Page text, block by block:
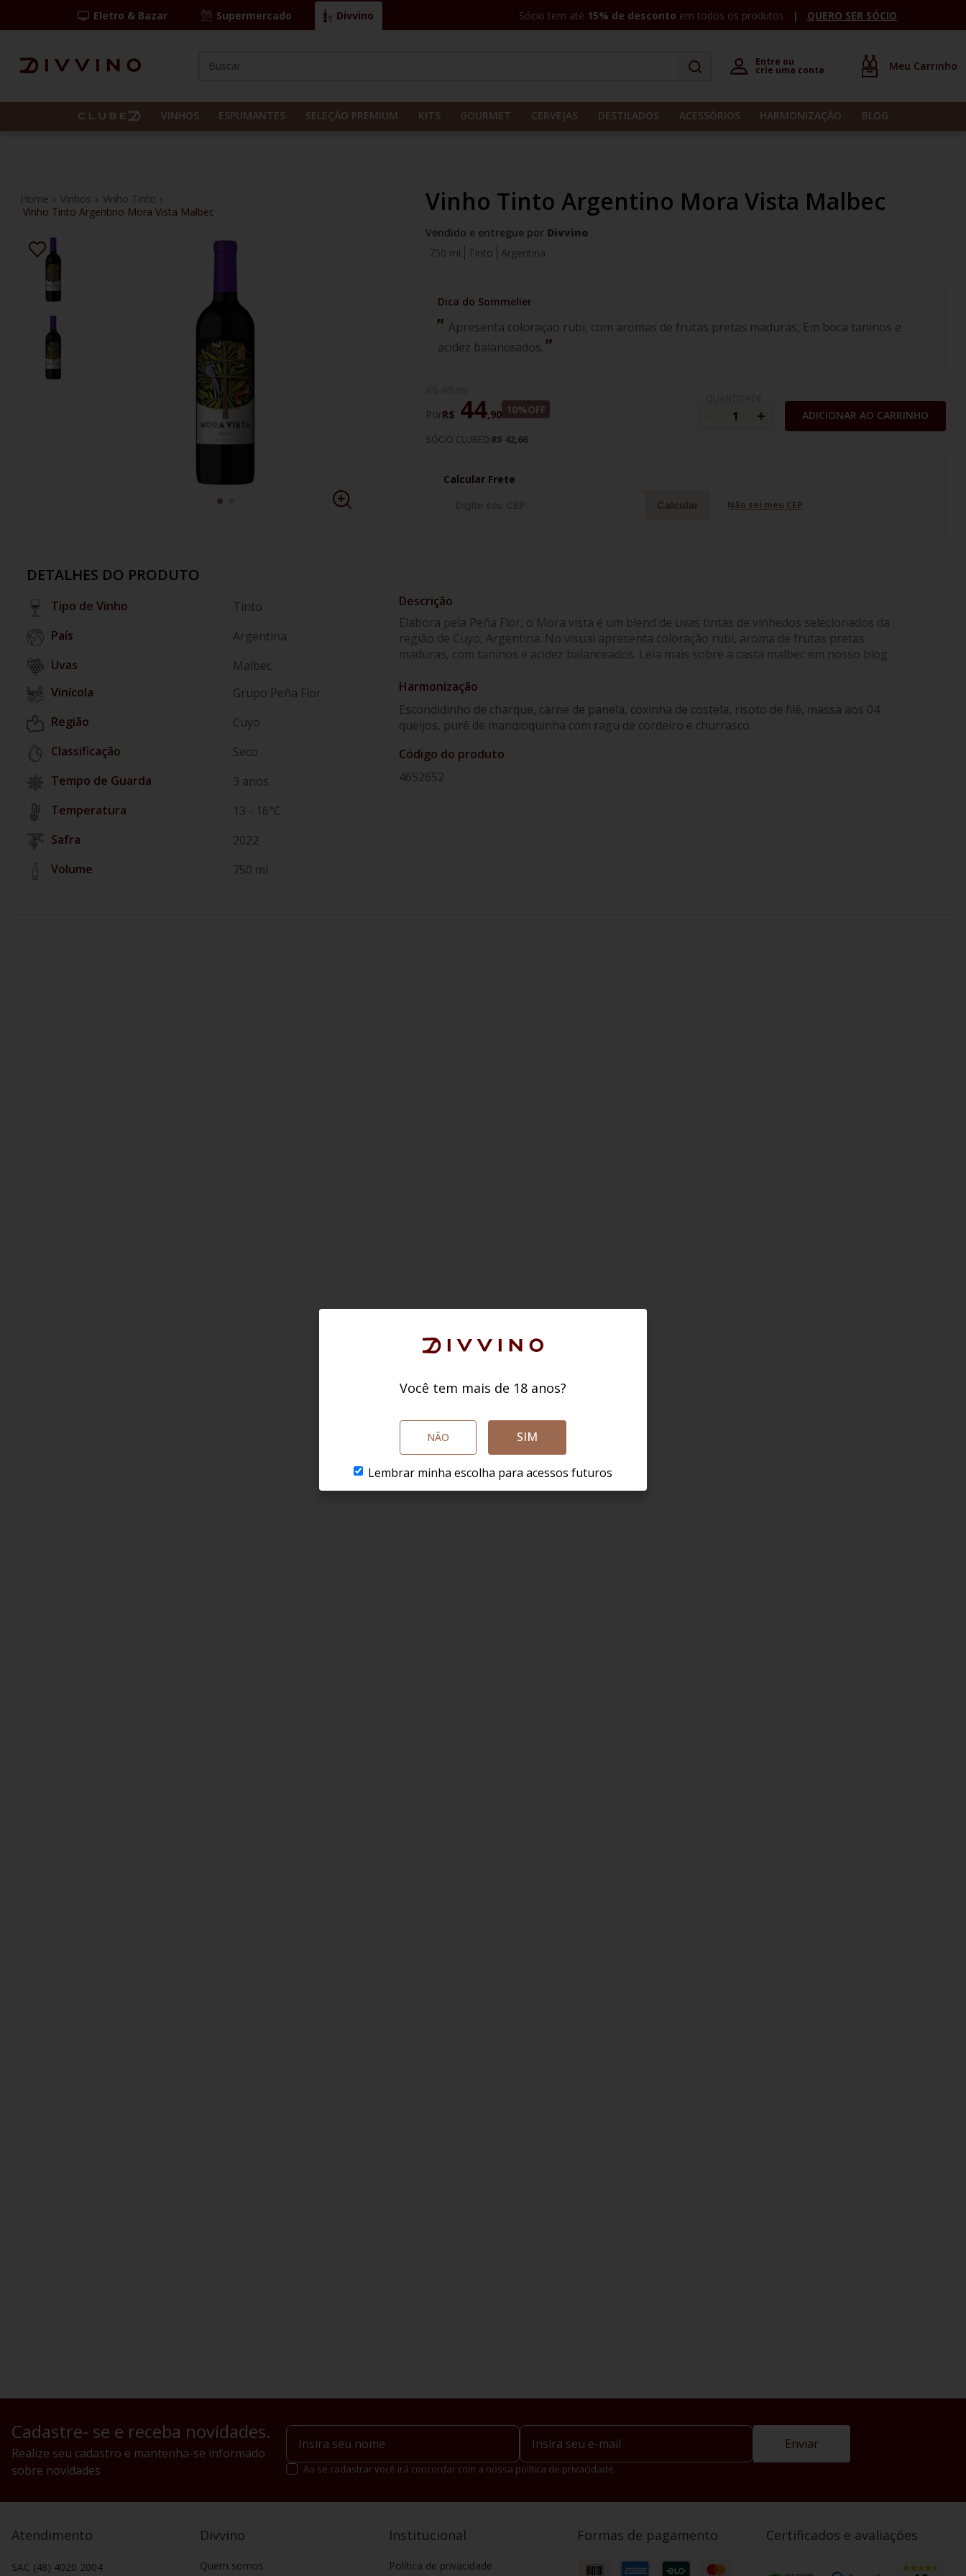
Eletro & Bazar Supermercado Divvino Sócio tem até 15% de desconto em todos os produtos QUERO SER SÓCIO
º las camelias
5
6º pinot noir
8
frança
cordero
10º italiano
Entre ou
crie uma conta
VINHOS ESPUMANTES SELEÇÃO PREMIUM KITS GOURMET CERVEJAS DESTILADOS ACESSÓRIOS HARMONIZAÇÃO BLOG
Vinhos
Vinho Tinto
Vinho Tinto Argentino Mora Vista Malbec
Vinho Tinto Argentino Mora Vista Malbec
Vendido e entregue por Divvino
Tinto
Argentina
750 ml
Apresenta coloraçao rubi, com aromas de frutas pretas maduras, Em boca taninos e
acidez balanceados.
PorR$ 44,90 10%OFF
SÓCIO CLUBED:R$ 42,66
ADICIONAR AO CARRINHO
Calcular Frete
Calcular Não sei meu CEP
DETALHES DO PRODUTO
Tipo de Vinho
Tinto
País
Argentina
Malbec
Vinícola
Grupo Peña Flor
Região
Cuyo
Classificação
Seco
Tempo de Guarda
3 anos
Temperatura
13 - 16°C
Safra
2022
Volume
750 ml
Elabora pela Peña Flor, o Mora vista é um blend de uvas tintas de vinhedos selecionados da
região de Cuyo, Argentina. No visual apresenta coloração rubi, aroma de frutas pretas
maduras, com taninos e acidez balanceados. Leia mais sobre a casta malbec em nosso blog.
Harmonização
Escondidinho de charque, carne de panela, coxinha de costela, risoto de filé, massa aos 04
queijos, purê de mandioquinha com ragu de cordeiro e churrasco.
Código do produto
4652652
Cadastre- se e receba novidades.
Realize seu cadastro e mantenha-se informado
sobre novidades
Enviar
Ao se cadastrar você irá concordar com a nossa política de privacidade.
Atendimento
SAC (48) 4020 2004
Divvino
Quem somos
Institucional
Política de privacidade
Formas de pagamento Certificados e avaliações
Você tem mais de 18 anos?
NÃO SIM
Lembrar minha escolha para acessos futuros